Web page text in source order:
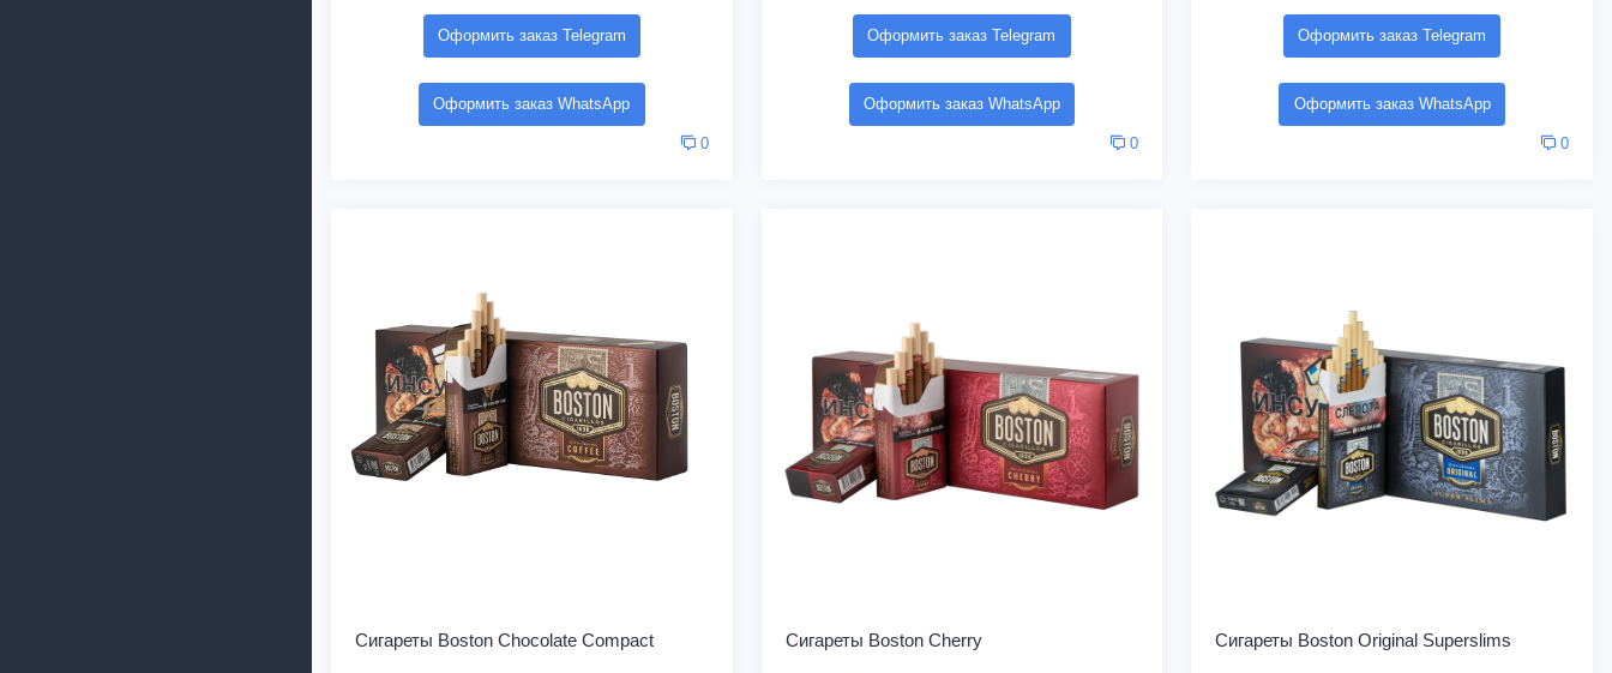
Оформить заказ Telegram
Оформить заказ WhatsApp
0
Оформить заказ Telegram
Оформить заказ WhatsApp
0
Оформить заказ Telegram
Оформить заказ WhatsApp
0
Сигареты Boston Chocolate Compact Сигареты Boston Cherry Сигареты Boston Original Superslims